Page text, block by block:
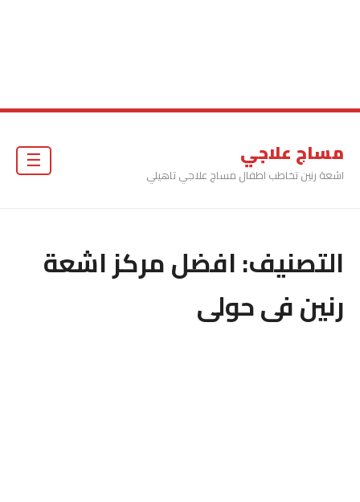
مساج علاجي
اشعة رنين تخاطب اطفال مساج علاجي تاهيلي
التصنيف:افضل مركز اشعة
رنين فى حولى